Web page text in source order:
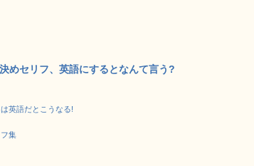
めセリフ、英語にするとなんて言う?
英語だとこうなる!
集